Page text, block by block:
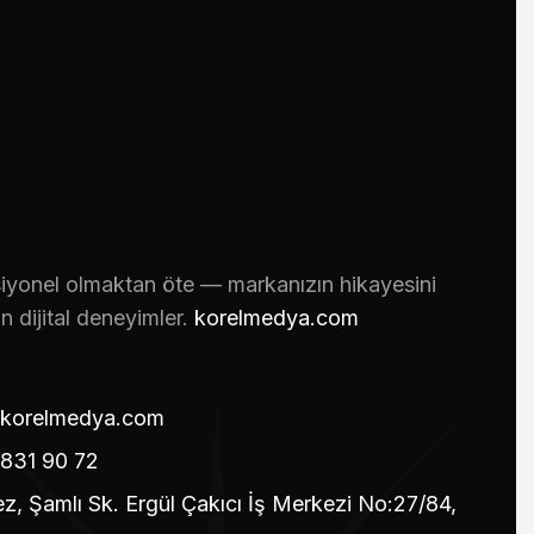
olmaktan öte — markanızın hikayesini
dijital deneyimler. korelmedya.com
90 72
Şamlı Sk. Ergül Çakıcı İş Merkezi No:27/84,